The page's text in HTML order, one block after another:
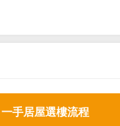
一手居屋選樓流程